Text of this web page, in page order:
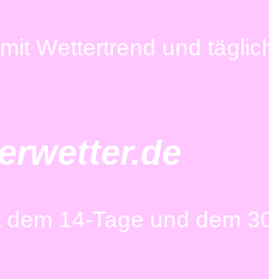
Wettertrend und
14-Tage und dem